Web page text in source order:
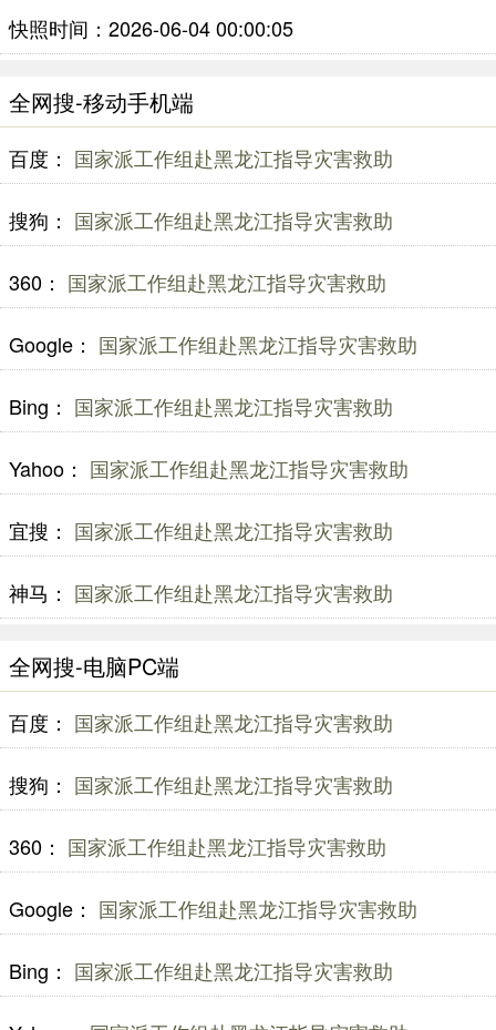
快照时间：2026-06-04 00:00:05
全网搜-移动手机端
百度： 国家派工作组赴黑龙江指导灾害救助
搜狗： 国家派工作组赴黑龙江指导灾害救助
360： 国家派工作组赴黑龙江指导灾害救助
Google： 国家派工作组赴黑龙江指导灾害救助
Bing： 国家派工作组赴黑龙江指导灾害救助
Yahoo： 国家派工作组赴黑龙江指导灾害救助
宜搜： 国家派工作组赴黑龙江指导灾害救助
神马： 国家派工作组赴黑龙江指导灾害救助
全网搜-电脑PC端
百度： 国家派工作组赴黑龙江指导灾害救助
搜狗： 国家派工作组赴黑龙江指导灾害救助
360： 国家派工作组赴黑龙江指导灾害救助
Google： 国家派工作组赴黑龙江指导灾害救助
Bing： 国家派工作组赴黑龙江指导灾害救助